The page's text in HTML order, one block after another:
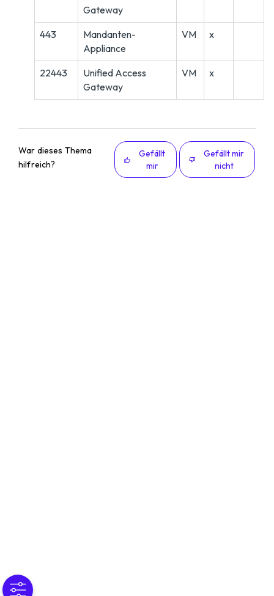
Gateway
443
Mandanten-
Appliance
VM x
22443
Unified Access
Gateway
VM x
War dieses Thema
hilfreich?
Gefällt
mir
Gefällt mir
nicht